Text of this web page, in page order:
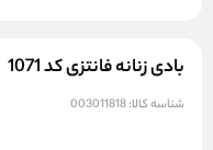
بادی زنانه فانتزی کد 1071
شناسه کالا:003011818